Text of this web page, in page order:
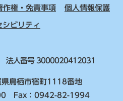
作権・免責事項 個人情報保護
シビリティ
法人番号 3000020412031
鳥栖市宿町1118番地
Fax：0942-82-1994